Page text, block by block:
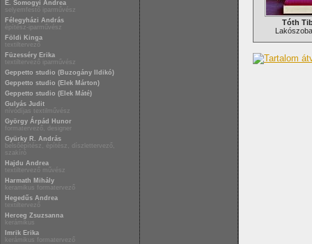
E. Somogyi Andrea
selyemfestő iparművész
Félegyházi András
építész-iparművész
Földi Kinga
textiltervező
Füzesséry Erika
textiltervező iparművész
Geppetto studio (Buzogány Ildikó)
Geppetto studio (Elek Márton)
Geppetto studio (Elek Máté)
Gulyás Judit
nívódíjas textilművész
György Árpád Hunor
formatervező, designer
Gyürky R. András
belsőépítész, építész, díszlettervező,
szakíró
Hajdu Andrea
textiltervező művész
Harmath Mihály
keramikus formatervező
Hegedűs Andrea
textiltervező
Herceg Zsuzsanna
kerámikus
Imrik Erika
kerámikus formatervező
Tóth